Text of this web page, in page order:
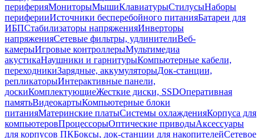
периферияМониторыМышиКлавиатурыСтилусыНаборы
периферииИсточники бесперебойного питанияБатареи для
ИБПСтабилизаторы напряженияИнверторы
напряженияСетевые фильтры, удлинителиВеб-
камерыИгровые контроллерыМультимедиа
акустикаНаушники и гарнитурыКомпьютерные кабели,
переходникиЗарядные, аккумуляторыДок-станции,
репликаторыИнтерактивные панели,
доскиКомплектующиеЖесткие диски, SSDОперативная
памятьВидеокартыКомпьютерные блоки
питанияМатеринские платыСистемы охлажденияКорпуса для
компьютеровПроцессорыОптические приводыАксессуары
для корпусов ПКБоксы, док-станции для накопителейСетевое